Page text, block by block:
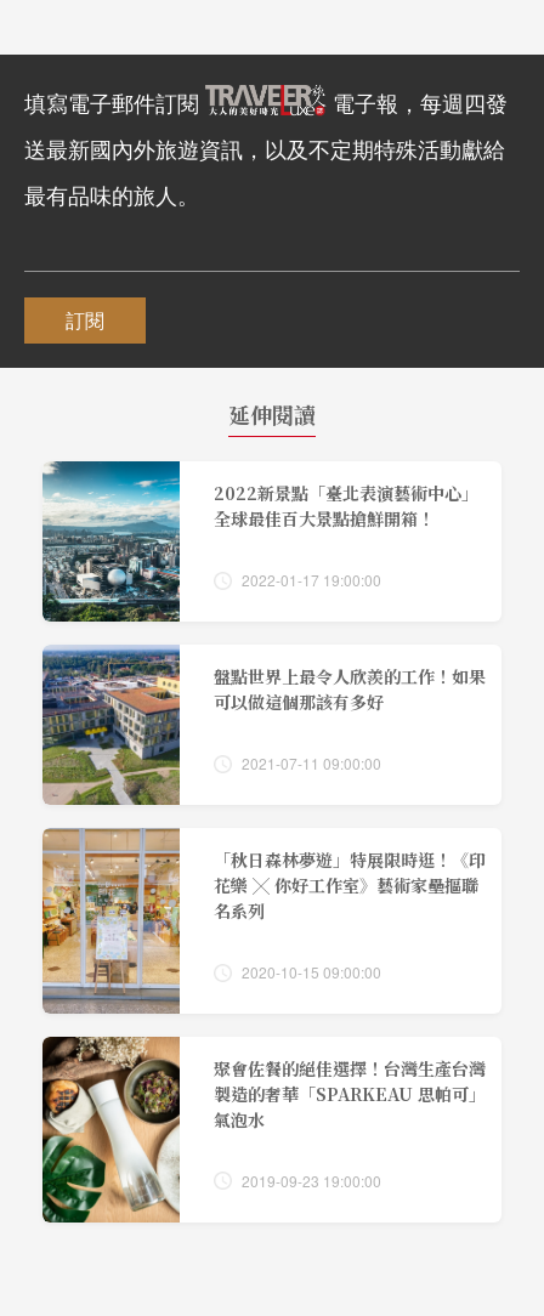
填寫電子郵件訂閱
電子報，每週四發
送最新國內外旅遊資訊，以及不定期特殊活動獻給
最有品味的旅人。
訂閱
延伸閱讀
2022新景點「臺北表演藝術中心」
全球最佳百大景點搶鮮開箱！
2022-01-17 19:00:00
盤點世界上最令人欣羨的工作！如果
可以做這個那該有多好
2021-07-11 09:00:00
「秋日森林夢遊」特展限時逛！《印
花樂 ╳ 你好工作室》藝術家壘摳聯
名系列
2020-10-15 09:00:00
聚會佐餐的絕佳選擇！台灣生產台灣
製造的奢華「SPARKEAU 思帕可」
氣泡水
2019-09-23 19:00:00